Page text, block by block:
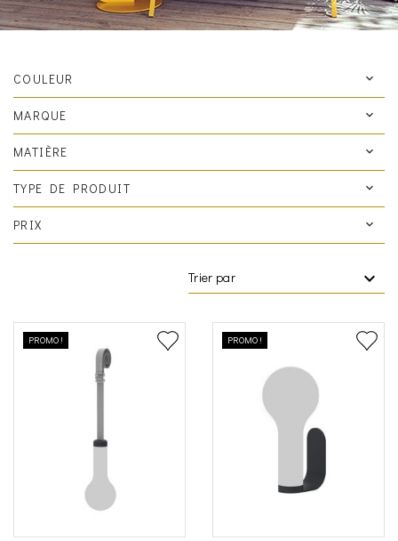
COULEUR
MARQUE
MATIÈRE
TYPE DE PRODUIT
PRIX
Trier par
PROMO ! PROMO !